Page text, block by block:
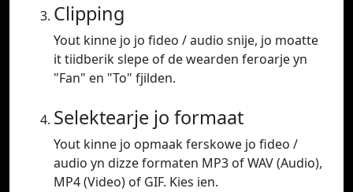
Clipping
Yout kinne jo jo fideo / audio snije, jo moatte
it tiidberik slepe of de wearden feroarje yn
"Fan" en "To" fjilden.
Selektearje jo formaat
Yout kinne jo opmaak ferskowe jo fideo /
audio yn dizze formaten MP3 of WAV (Audio),
MP4 (Video) of GIF. Kies ien.